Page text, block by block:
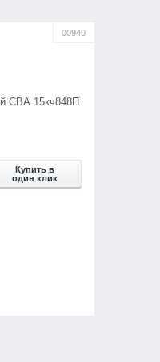
00940
СВА 15кч848П
Купить в
один клик